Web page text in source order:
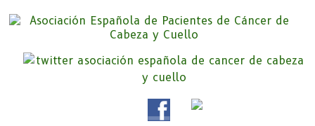
Asociación Española de
Pacientes de Cáncer de Cabeza y
Cuello
Somos la Asociación Española de Pacientes de Cáncer de Cabeza y
cuello «APC», una asociación sin animo de lucro que pretendemos